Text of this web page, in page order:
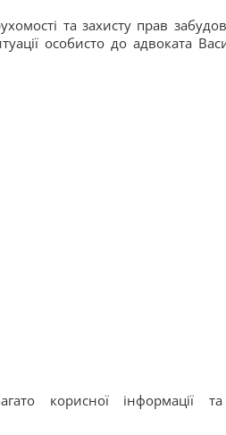
та захисту прав
особисто до адвоката
корисної інформації